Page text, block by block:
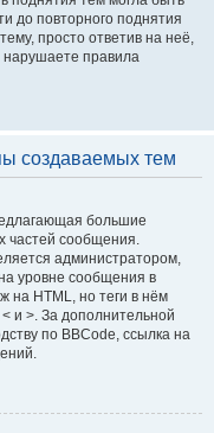
до повторного поднятия
просто ответив на неё,
нарушаете правила
создаваемых тем
большие
частей сообщения.
администратором,
уровне сообщения в
на HTML, но теги в нём
и >. За дополнительной
по BBCode, ссылка на